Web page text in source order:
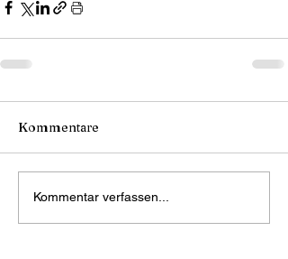
Kommentare
Kommentar verfassen...